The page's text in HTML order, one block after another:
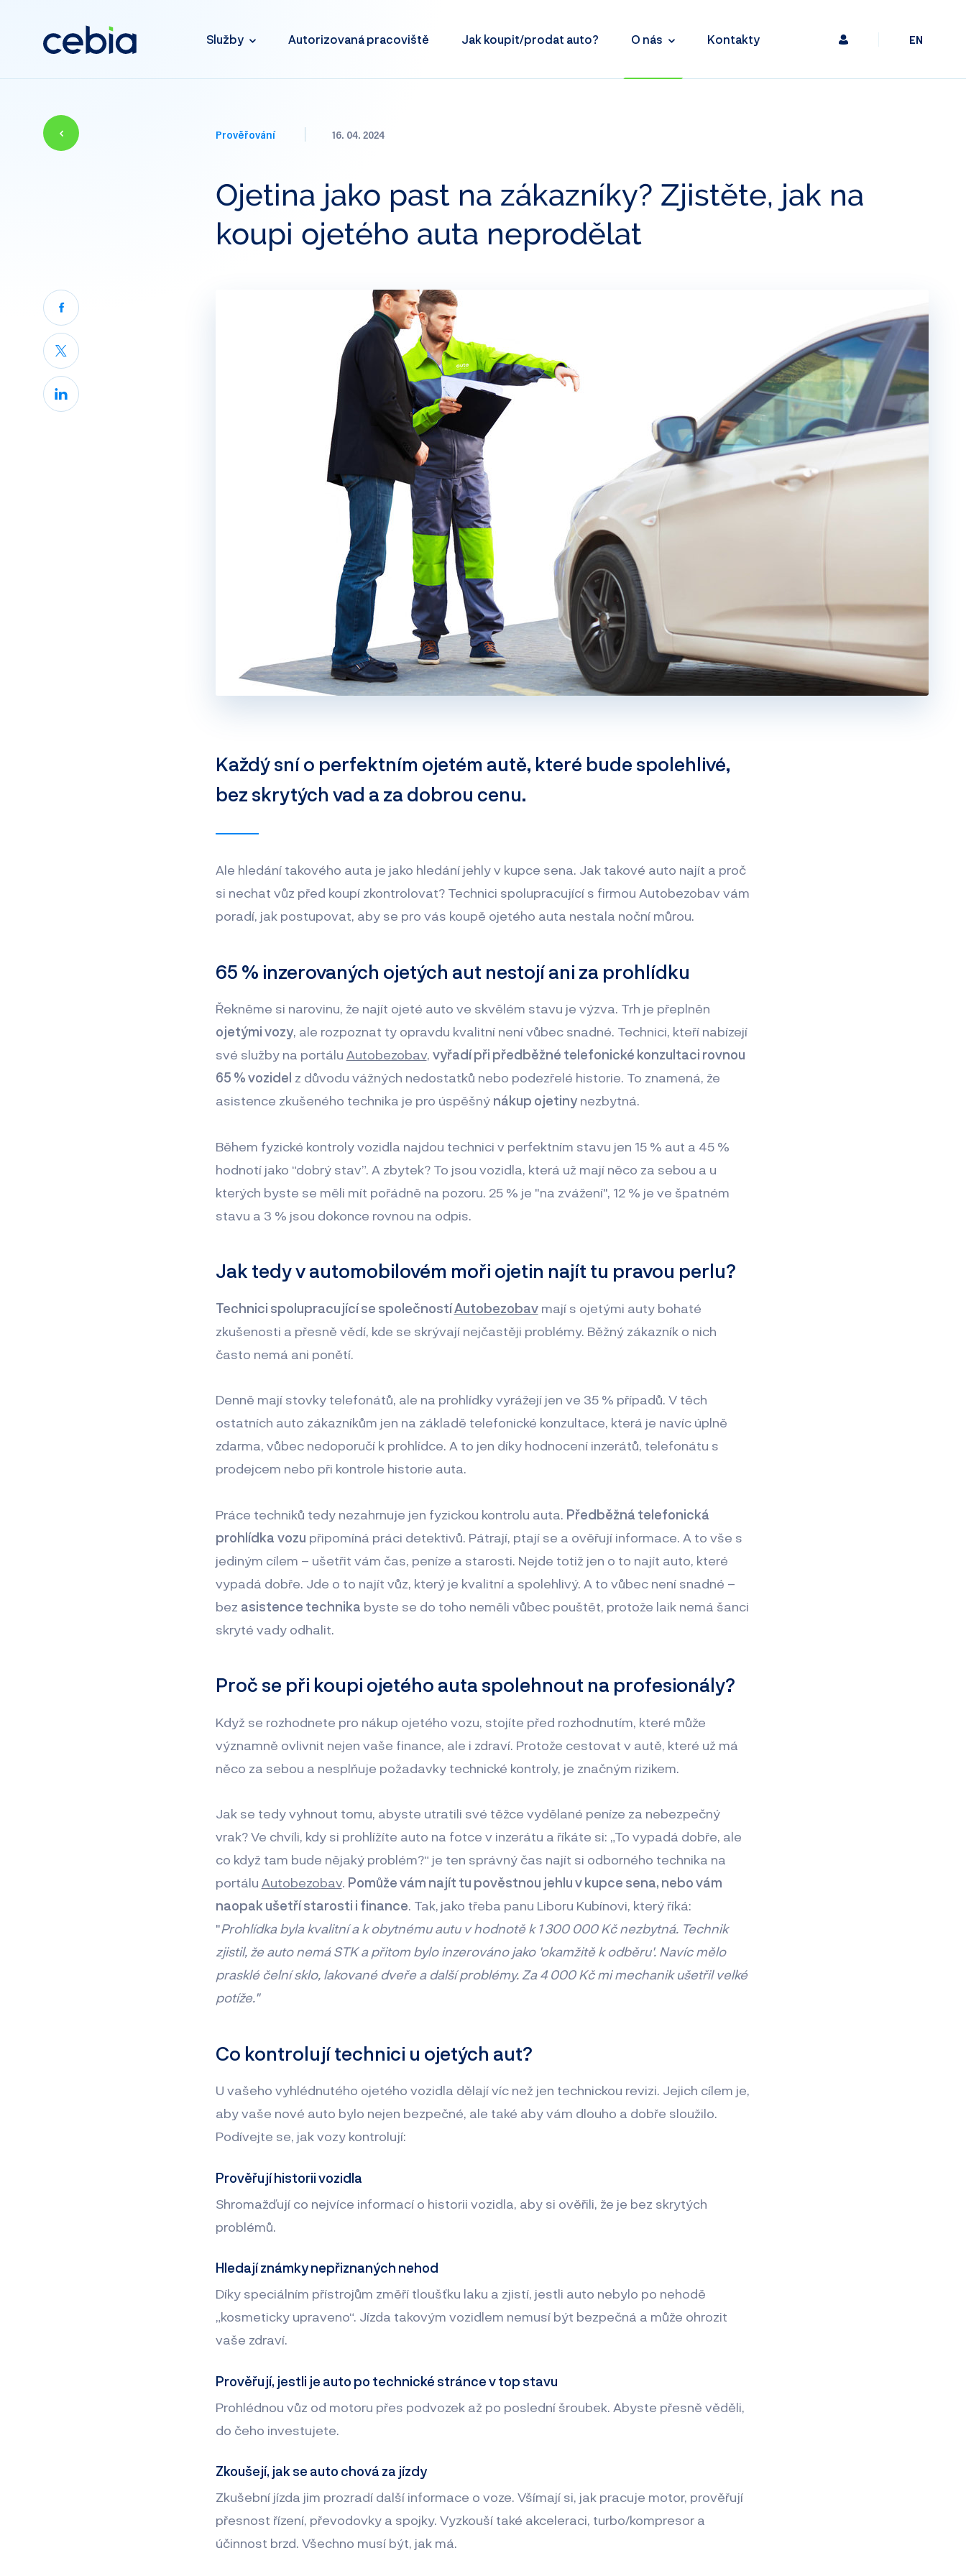
Služby Autorizovaná pracoviště Jak koupit/prodat auto? O nás Kontakty EN
Ojetina jako past na zákazníky? Zjistěte, jak na
koupi ojetého auta neprodělat
Prověřování 16. 04. 2024
Každý sní o perfektním ojetém autě, které bude spolehlivé,
bez skrytých vad a za dobrou cenu.
Ale hledání takového auta je jako hledání jehly v kupce sena. Jak takové auto najít a proč
si nechat vůz před koupí zkontrolovat? Technici spolupracující s firmou Autobezobav vám
poradí, jak postupovat, aby se pro vás koupě ojetého auta nestala noční můrou.
65 % inzerovaných ojetých aut nestojí ani za prohlídku
Řekněme si narovinu, že najít ojeté auto ve skvělém stavu je výzva. Trh je přeplněn
ojetými vozy, ale rozpoznat ty opravdu kvalitní není vůbec snadné. Technici, kteří nabízejí
své služby na portálu Autobezobav, vyřadí při předběžné telefonické konzultaci rovnou
65 % vozidel z důvodu vážných nedostatků nebo podezřelé historie. To znamená, že
asistence zkušeného technika je pro úspěšný nákup ojetinynezbytná.
Během fyzické kontroly vozidla najdou technici v perfektním stavu jen 15 % aut a 45 %
hodnotí jako “dobrý stav”. A zbytek? To jsou vozidla, která už mají něco za sebou a u
kterých byste se měli mít pořádně na pozoru. 25 % je "na zvážení", 12 % je ve špatném
stavu a 3 % jsou dokonce rovnou na odpis.
Jak tedy v automobilovém moři ojetin najít tu pravou perlu?
Technici spolupracující se společnostíAutobezobavmají s ojetými auty bohaté
zkušenosti a přesně vědí, kde se skrývají nejčastěji problémy. Běžný zákazník o nich
často nemá ani ponětí.
Denně mají stovky telefonátů, ale na prohlídky vyrážejí jen ve 35 % případů. V těch
ostatních auto zákazníkům jen na základě telefonické konzultace, která je navíc úplně
zdarma, vůbec nedoporučí k prohlídce. A to jen díky hodnocení inzerátů, telefonátu s
prodejcem nebo při kontrole historie auta.
Práce techniků tedy nezahrnuje jen fyzickou kontrolu auta. Předběžná telefonická
prohlídka vozu připomíná práci detektivů. Pátrají, ptají se a ověřují informace. A to vše s
jediným cílem – ušetřit vám čas, peníze a starosti. Nejde totiž jen o to najít auto, které
vypadá dobře. Jde o to najít vůz, který je kvalitní a spolehlivý. A to vůbec není snadné –
bez asistence technika byste se do toho neměli vůbec pouštět, protože laik nemá šanci
skryté vady odhalit.
Proč se při koupi ojetého auta spolehnout na profesionály?
Když se rozhodnete pro nákup ojetého vozu, stojíte před rozhodnutím, které může
významně ovlivnit nejen vaše finance, ale i zdraví. Protože cestovat v autě, které už má
něco za sebou a nesplňuje požadavky technické kontroly, je značným rizikem.
Jak se tedy vyhnout tomu, abyste utratili své těžce vydělané peníze za nebezpečný
vrak? Ve chvíli, kdy si prohlížíte auto na fotce v inzerátu a říkáte si: „To vypadá dobře, ale
co když tam bude nějaký problém?“ je ten správný čas najít si odborného technika na
portálu Autobezobav. Pomůže vám najít tu pověstnou jehlu v kupce sena, nebo vám
naopak ušetří starosti i finance. Tak, jako třeba panu Liboru Kubínovi, který říká:
"Prohlídka byla kvalitní a k obytnému autu v hodnotě k 1 300 000 Kč nezbytná. Technik
zjistil, že auto nemá STK a přitom bylo inzerováno jako 'okamžitě k odběru'. Navíc mělo
prasklé čelní sklo, lakované dveře a další problémy. Za 4 000 Kč mi mechanik ušetřil velké
potíže."
Co kontrolují technici u ojetých aut?
U vašeho vyhlédnutého ojetého vozidla dělají víc než jen technickou revizi. Jejich cílem je,
aby vaše nové auto bylo nejen bezpečné, ale také aby vám dlouho a dobře sloužilo.
Podívejte se, jak vozy kontrolují:
Prověřují historii vozidla
Shromažďují co nejvíce informací o historii vozidla, aby si ověřili, že je bez skrytých
problémů.
Hledají známky nepřiznaných nehod
Díky speciálním přístrojům změří tloušťku laku a zjistí, jestli auto nebylo po nehodě
„kosmeticky upraveno“. Jízda takovým vozidlem nemusí být bezpečná a může ohrozit
vaše zdraví.
Prověřují, jestli je auto po technické stránce v top stavu
Prohlédnou vůz od motoru přes podvozek až po poslední šroubek. Abyste přesně věděli,
do čeho investujete.
Zkoušejí, jak se auto chová za jízdy
Zkušební jízda jim prozradí další informace o voze. Všímají si, jak pracuje motor, prověřují
přesnost řízení, převodovky a spojky. Vyzkouší také akceleraci, turbo/kompresor a
účinnost brzd. Všechno musí být, jak má.